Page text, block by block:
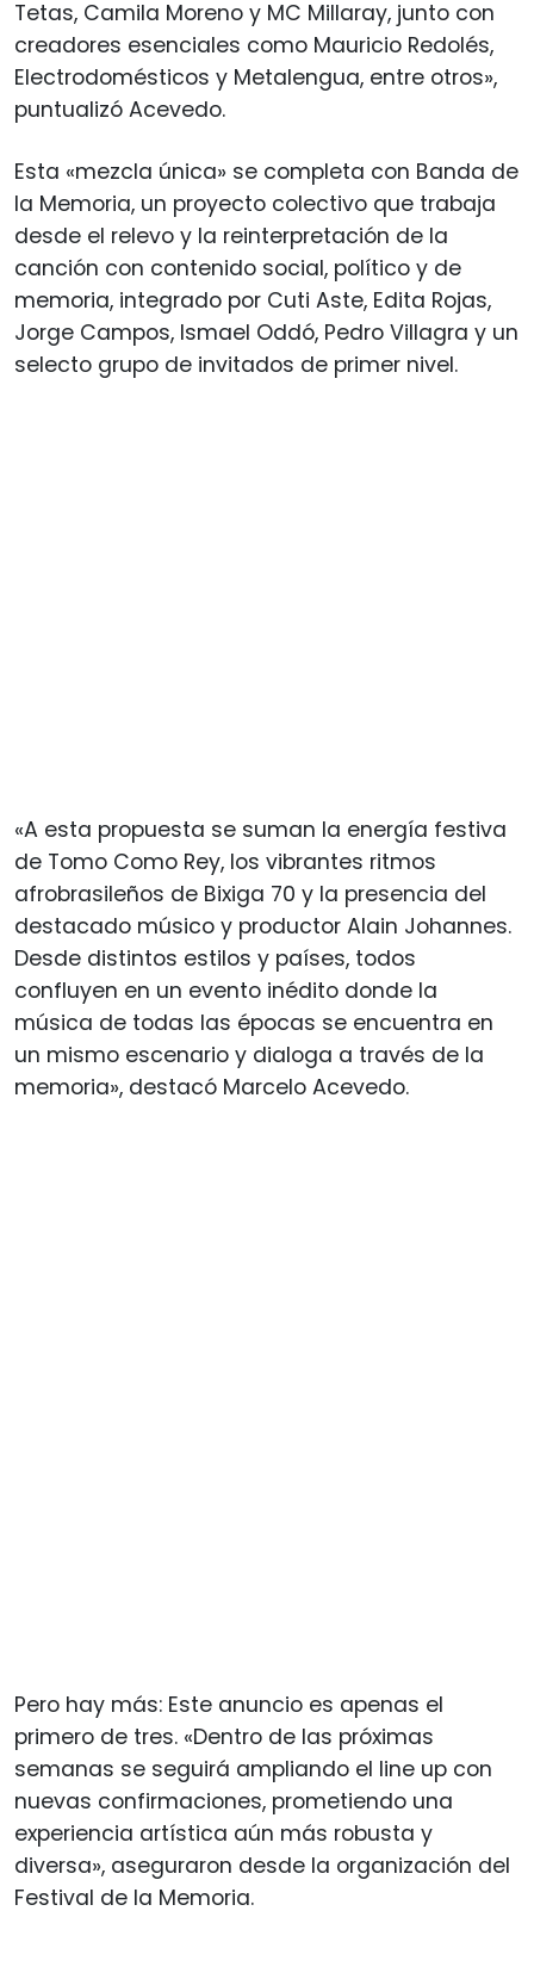
Tetas, Camila Moreno y MC Millaray, junto con
creadores esenciales como Mauricio Redolés,
Electrodomésticos y Metalengua, entre otros»,
puntualizó Acevedo.
Esta «mezcla única» se completa con Banda de
la Memoria, un proyecto colectivo que trabaja
desde el relevo y la reinterpretación de la
canción con contenido social, político y de
memoria, integrado por Cuti Aste, Edita Rojas,
Jorge Campos, Ismael Oddó, Pedro Villagra y un
selecto grupo de invitados de primer nivel.
«A esta propuesta se suman la energía festiva
de Tomo Como Rey, los vibrantes ritmos
afrobrasileños de Bixiga 70 y la presencia del
destacado músico y productor Alain Johannes.
Desde distintos estilos y países, todos
confluyen en un evento inédito donde la
música de todas las épocas se encuentra en
un mismo escenario y dialoga a través de la
memoria», destacó Marcelo Acevedo.
Pero hay más: Este anuncio es apenas el
primero de tres. «Dentro de las próximas
semanas se seguirá ampliando el line up con
nuevas confirmaciones, prometiendo una
experiencia artística aún más robusta y
diversa», aseguraron desde la organización del
Festival de la Memoria.